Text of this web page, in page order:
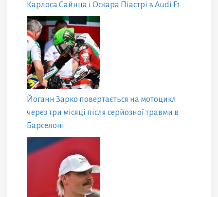
Карлоса Сайнца і Оскара Піастрі в Audi F1
Йоганн Зарко повертається на мотоцикл
через три місяці після серйозної травми в
Барселоні